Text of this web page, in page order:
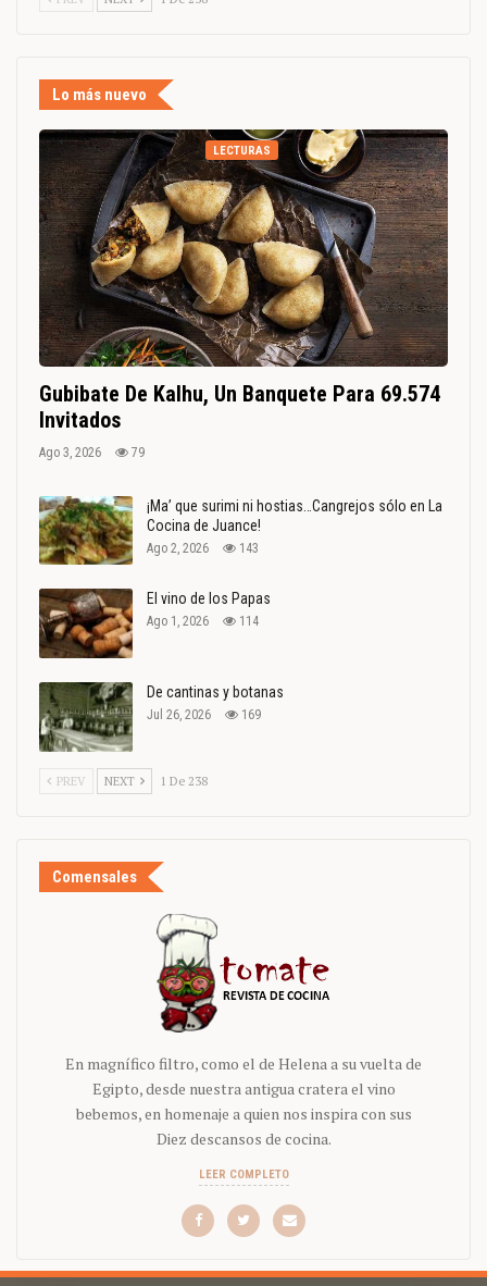
Lo más nuevo
LECTURAS
Gubibate De Kalhu, Un Banquete Para 69.574
Invitados
Ago 3, 2026 79
¡Ma’ que surimi ni hostias…Cangrejos sólo en La
Cocina de Juance!
Ago 2, 2026 143
El vino de los Papas
Ago 1, 2026 114
De cantinas y botanas
Jul 26, 2026 169
PREV NEXT 1 De 238
Comensales
En magnífico filtro, como el de Helena a su vuelta de
Egipto, desde nuestra antigua cratera el vino
bebemos, en homenaje a quien nos inspira con sus
Diez descansos de cocina.
LEER COMPLETO